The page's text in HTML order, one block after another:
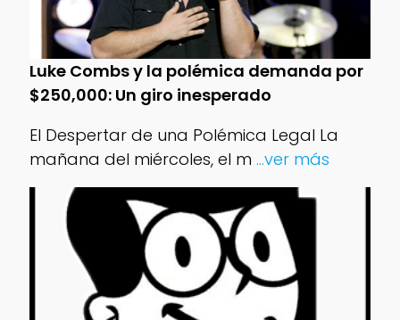
Luke Combs y la polémica demanda por
$250,000: Un giro inesperado
El Despertar de una Polémica Legal La
mañana del miércoles, el m ...ver más